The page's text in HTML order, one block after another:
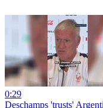
0:29
Deschamps 'trusts'